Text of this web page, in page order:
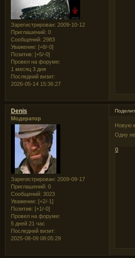
Зарегистрирован: 2009-10-12
Приглашений: 0
Сообщений: 2983
Уважение: [+8/-0]
Позитив: [+5/-0]
Провел на форуме:
1 месяц 3 дня
Последний визит:
2026-05-14 15:36:27
Denis
Модератор
Зарегистрирован: 2009-09-17
Приглашений: 0
Сообщений: 3023
Уважение: [+2/-1]
Позитив: [+1/-0]
Провел на форуме:
5 дней 21 час
Последний визит:
2025-08-09 08:05:29
Новую
Одну
0